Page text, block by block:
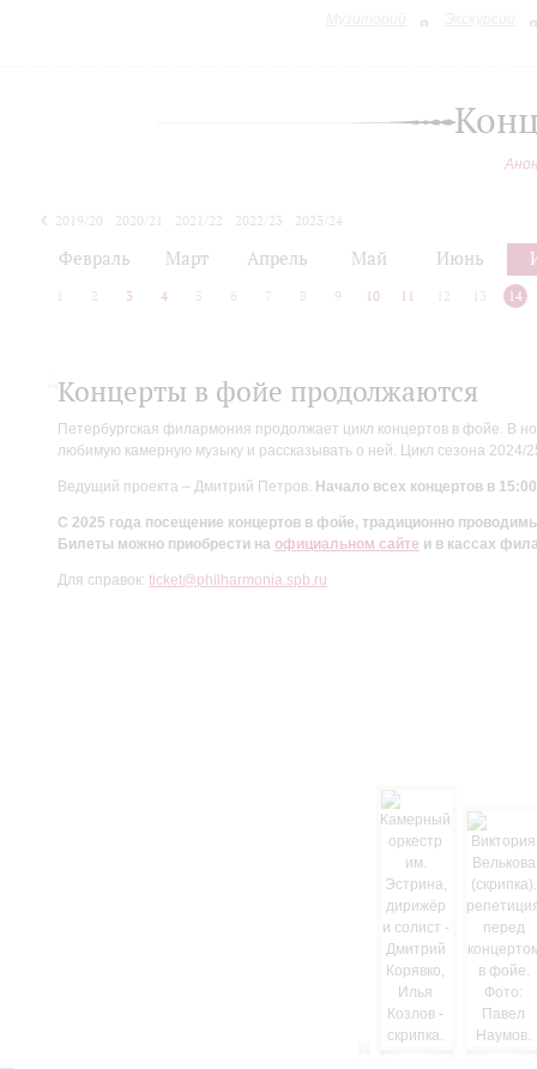
2019/20 2020/21 2021/22 2022/23
2023/24
Февраль Март Апрель Май Июнь
2 3 4 5 6 7 8 9 10 11 12 13 14
Концерты в фойе продолжаются
Петербургская филармония продолжает цикл концертов в фойе. В
любимую камерную музыку и рассказывать о ней. Цикл сезона
Ведущий проекта – Дмитрий Петров. Начало всех концертов в
С 2025 года посещение концертов в фойе, традиционно
Билеты можно приобрести на официальном сайте и в кассах
Для справок: ticket@philharmonia.spb.ru